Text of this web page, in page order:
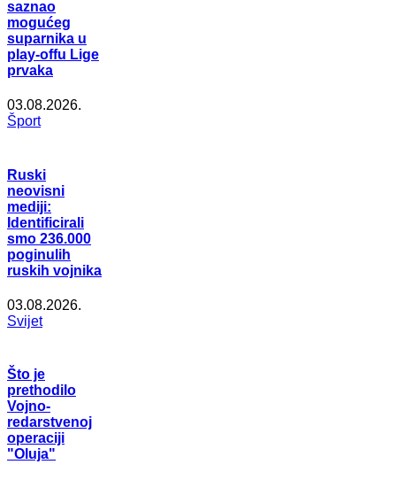
saznao
mogućeg
suparnika u
play-offu Lige
prvaka
03.08.2026.
Šport
Ruski
neovisni
mediji:
Identificirali
smo 236.000
poginulih
ruskih vojnika
03.08.2026.
Svijet
Što je
prethodilo
Vojno-
redarstvenoj
operaciji
"Oluja"